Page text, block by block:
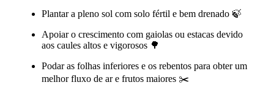
Plantar a pleno sol com solo fértil e bem drenado 🍃
Apoiar o crescimento com gaiolas ou estacas devido
aos caules altos e vigorosos 🌳
Podar as folhas inferiores e os rebentos para obter um
melhor fluxo de ar e frutos maiores ✂️